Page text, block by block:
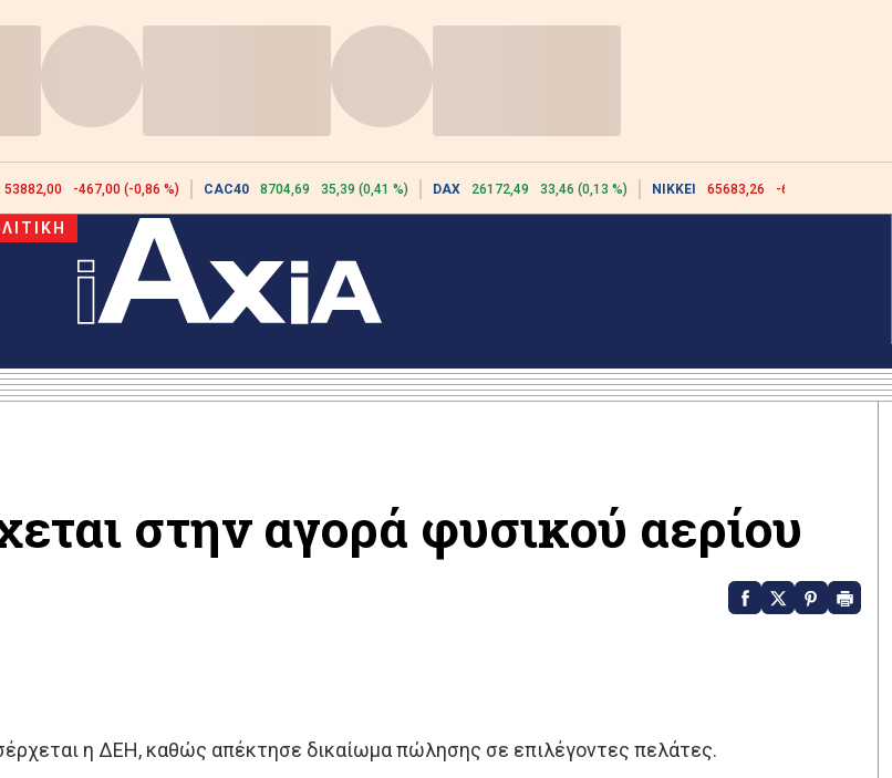
53882,00 -467,00 (-0,86 %) CAC40 8704,69 35,39 (0,41 %) DAX 26172,49 33,46 (0,13 %) NIKKEI 65683,26 -617,18 (-0,93 %)
στην αγορά φυσικού αερίου
η ΔΕΗ, καθώς απέκτησε δικαίωμα πώλησης σε επιλέγοντες πελάτες.